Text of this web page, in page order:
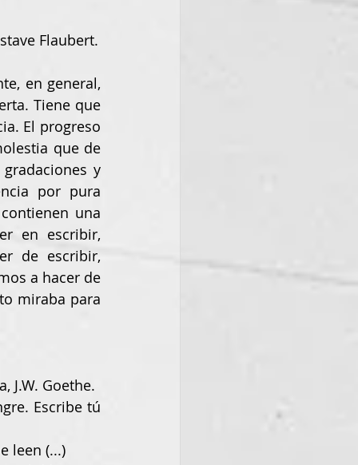
Flaubert.
Tiene que
El progreso
que de
y
por pura
una
en escribir,
de escribir,
a hacer de
miraba para
J.W. Goethe.
leen (...)